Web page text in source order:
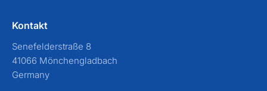
Kontakt
Senefelderstraße 8
41066 Mönchengladbach
Germany